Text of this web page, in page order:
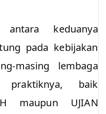
antara keduanya
pada kebijakan
masing lembaga
praktiknya, baik
maupun UJIAN